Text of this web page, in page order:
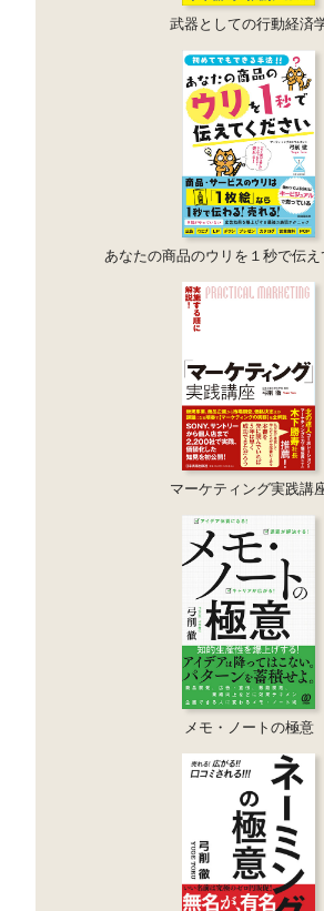
武器としての行動経済
あなたの商品のウリを１秒で伝
マーケティング実践講
メモ・ノートの極意